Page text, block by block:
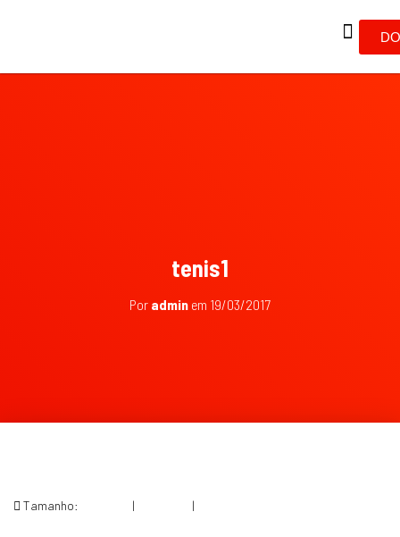
tenis1
Por admin em 19/03/2017
Tamanho: | |